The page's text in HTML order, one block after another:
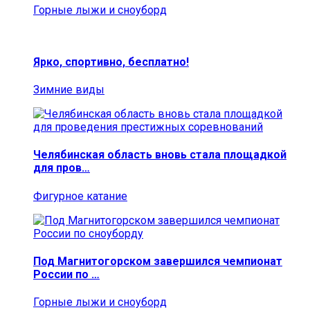
Горные лыжи и сноуборд
Ярко, спортивно, бесплатно!
Зимние виды
Челябинская область вновь стала площадкой
для пров…
Фигурное катание
Под Магнитогорском завершился чемпионат
России по …
Горные лыжи и сноуборд